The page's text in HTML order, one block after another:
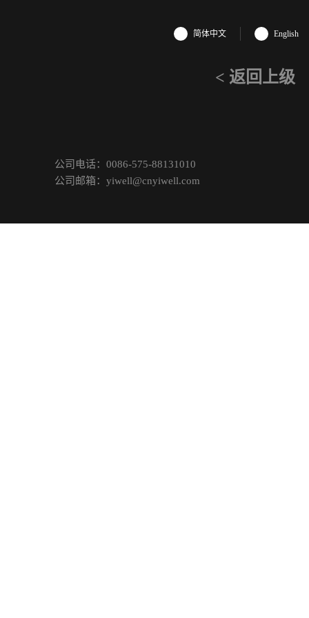
简体中文 English
< 返回上级
公司电话：0086-575-88131010
公司邮箱：yiwell@cnyiwell.com